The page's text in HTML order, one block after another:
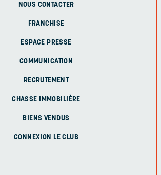
NOUS CONTACTER
FRANCHISE
ESPACE PRESSE
COMMUNICATION
RECRUTEMENT
CHASSE IMMOBILIÈRE
BIENS VENDUS
CONNEXION LE CLUB